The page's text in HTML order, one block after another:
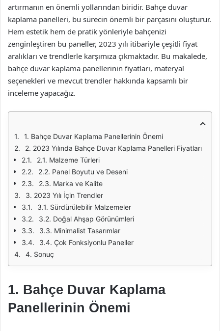
artırmanın en önemli yollarından biridir. Bahçe duvar
kaplama panelleri, bu sürecin önemli bir parçasını oluşturur.
Hem estetik hem de pratik yönleriyle bahçenizi
zenginleştiren bu paneller, 2023 yılı itibariyle çeşitli fiyat
aralıkları ve trendlerle karşımıza çıkmaktadır. Bu makalede,
bahçe duvar kaplama panellerinin fiyatları, materyal
seçenekleri ve mevcut trendler hakkında kapsamlı bir
inceleme yapacağız.
1. Bahçe Duvar Kaplama Panellerinin Önemi
2. 2023 Yılında Bahçe Duvar Kaplama Panelleri Fiyatları
2.1. Malzeme Türleri
2.2. Panel Boyutu ve Deseni
2.3. Marka ve Kalite
3. 2023 Yılı İçin Trendler
3.1. Sürdürülebilir Malzemeler
3.2. Doğal Ahşap Görünümleri
3.3. Minimalist Tasarımlar
3.4. Çok Fonksiyonlu Paneller
4. Sonuç
1. Bahçe Duvar Kaplama
Panellerinin Önemi